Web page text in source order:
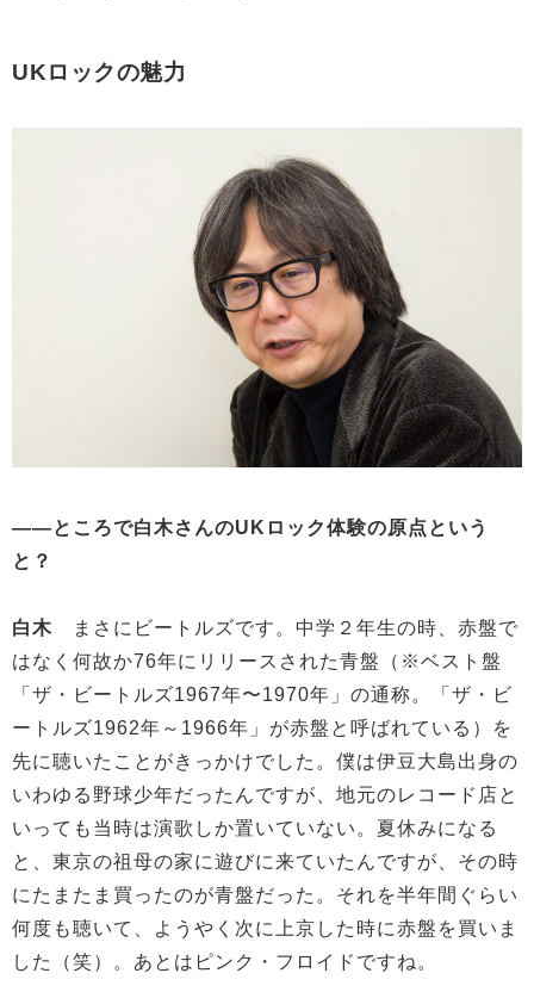
UKロックの魅力
——ところで白木さんのUKロック体験の原点という
と？
白木
まさにビートルズです。中学２年生の時、赤盤で
はなく何故か76年にリリースされた青盤（※ベスト盤
「ザ・ビートルズ1967年〜1970年」の通称。「ザ・ビ
ートルズ1962年～1966年」が赤盤と呼ばれている）を
先に聴いたことがきっかけでした。僕は伊豆大島出身の
いわゆる野球少年だったんですが、地元のレコード店と
いっても当時は演歌しか置いていない。夏休みになる
と、東京の祖母の家に遊びに来ていたんですが、その時
にたまたま買ったのが青盤だった。それを半年間ぐらい
何度も聴いて、ようやく次に上京した時に赤盤を買いま
した（笑）。あとはピンク・フロイドですね。